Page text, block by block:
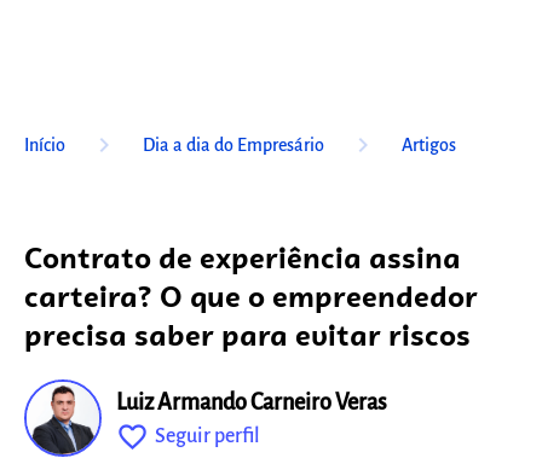
Início keyboard_arrow_right Dia a dia do Empresário keyboard_arrow_right Artigos
Contrato de experiência assina
carteira? O que o empreendedor
precisa saber para evitar riscos
Luiz Armando Carneiro Veras
favorite_outline Seguir perfil